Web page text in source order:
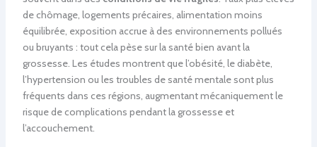
de chômage, logements précaires, alimentation moins
équilibrée, exposition accrue à des environnements pollués
ou bruyants : tout cela pèse sur la santé bien avant la
grossesse. Les études montrent que l’obésité, le diabète,
l’hypertension ou les troubles de santé mentale sont plus
fréquents dans ces régions, augmentant mécaniquement le
risque de complications pendant la grossesse et
l’accouchement.